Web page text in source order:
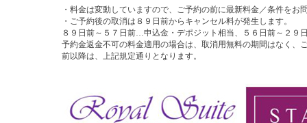
・料金は変動していますので、ご予約の前に最新料金／条件をお
・ご予約後の取消は８９日前からキャンセル料が発生します。
８９日前～５７日前…申込金・デポジット相当、５６日前～２
予約金返金不可の料金適用の場合は、取消用無料の期間はなく
前以降は、上記規定通りとなります。